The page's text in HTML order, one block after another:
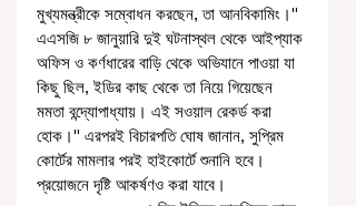
মুখ্যমন্ত্রীকে সম্বোধন করছেন, তা আনবিকামিং।''
এএসজি ৮ জানুয়ারি দুই ঘটনাস্থল থেকে আইপ্যাক
অফিস ও কর্ণধারের বাড়ি থেকে অভিযানে পাওয়া যা
কিছু ছিল, ইডির কাছ থেকে তা নিয়ে গিয়েছেন
মমতা বন্দ্যোপাধ্যায়। এই সওয়াল রেকর্ড করা
হোক।'' এরপরই বিচারপতি ঘোষ জানান, সুপ্রিম
কোর্টের মামলার পরই হাইকোর্টে শুনানি হবে।
প্রয়োজনে দৃষ্টি আকর্ষণও করা যাবে।